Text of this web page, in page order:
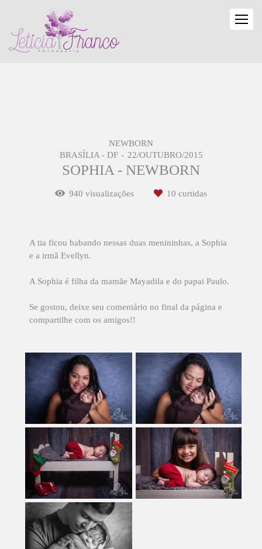
NEWBORN
BRASÍLIA - DF
22/OUTUBRO/2015
SOPHIA - NEWBORN
940 visualizações 10 curtidas
A tia ficou babando nessas duas menininhas, a Sophia
e a irmã Evellyn.
A Sophia é filha da mamãe Mayadila e do papai Paulo.
Se gostou, deixe seu comentário no final da página e
compartilhe com os amigos!!